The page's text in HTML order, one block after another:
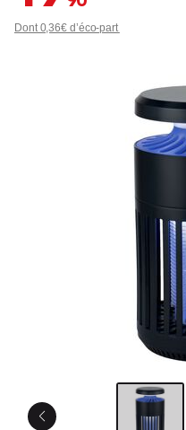
Dont 0,36€ d’éco-part